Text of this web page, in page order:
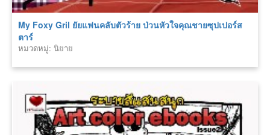
My Foxy Gril ยัยแฟนคลับตัวร้าย ป่วนหัวใจคุณชายซุปเปอร์ส
ตาร์
หมวดหมู่: นิยาย